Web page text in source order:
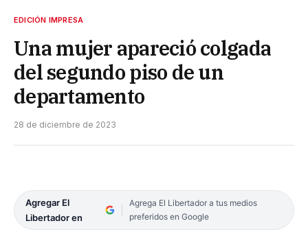
EDICIÓN IMPRESA
Una mujer apareció colgada
del segundo piso de un
departamento
28 de diciembre de 2023
Agregar El
Libertador en
Agrega El Libertador a tus medios
preferidos en Google